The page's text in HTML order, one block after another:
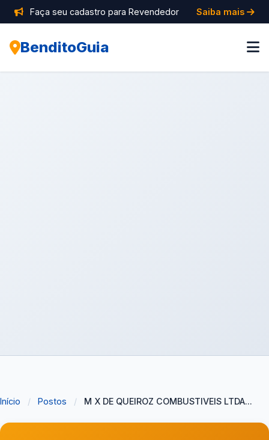
Faça seu cadastro para Revendedor Saiba mais
BenditoGuia
Início / Postos / M X DE QUEIROZ COMBUSTIVEIS LTDA...